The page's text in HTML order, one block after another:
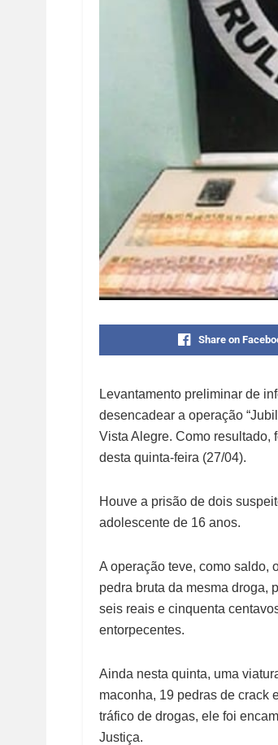
Share on
Levantamento preliminar de
desencadear a operação
Vista Alegre. Como resultado,
desta quinta-feira (27/04).
Houve a prisão de dois
adolescente de 16 anos.
A operação teve, como saldo,
pedra bruta da mesma droga,
seis reais e cinquenta
entorpecentes.
Ainda nesta quinta, uma
maconha, 19 pedras de crack
tráfico de drogas, ele foi
Justiça.